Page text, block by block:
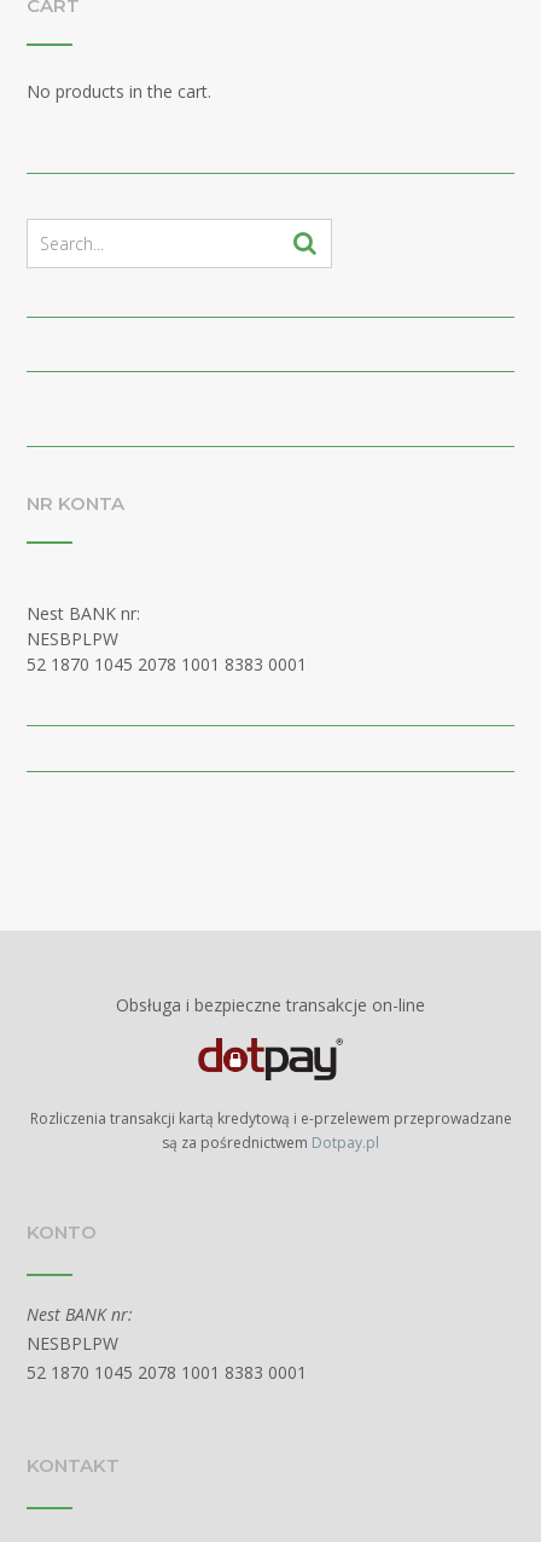
CART
No products in the cart.
NR KONTA
Nest BANK nr:
NESBPLPW
52 1870 1045 2078 1001 8383 0001
Obsługa i bezpieczne transakcje on-line
Rozliczenia transakcji kartą kredytową i e-przelewem przeprowadzane
są za pośrednictwem Dotpay.pl
KONTO
Nest BANK nr:
NESBPLPW
52 1870 1045 2078 1001 8383 0001
KONTAKT